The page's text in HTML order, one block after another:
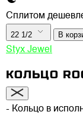
Сплитом
22 1/2 В
Styx Jewel
КОЛЬЦО
- Кольцо в